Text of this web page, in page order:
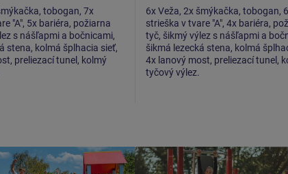
tobogan, 7x
"A", 5x bariéra, požiarna
s nášľapmi a bočnicami,
stena, kolmá šplhacia sieť,
preliezací tunel, kolmý
6x Veža, 2x šmýkačka, tobogan,
strieška v tvare "A", 4x bariéra,
tyč, šikmý výlez s nášľapmi a
šikmá lezecká stena, kolmá
4x lanový most, preliezací tunel,
tyčový výlez.